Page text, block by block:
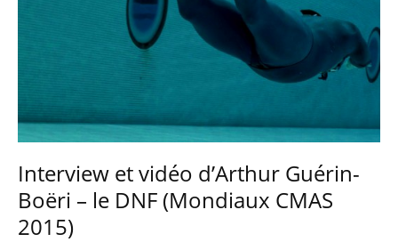
Interview et vidéo d’Arthur Guérin-
Boëri – le DNF (Mondiaux CMAS
2015)